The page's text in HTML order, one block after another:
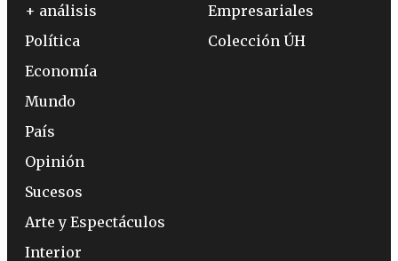
+ análisis
Política
Economía
Mundo
País
Opinión
Sucesos
Arte y Espectáculos
Interior
Empresariales
Colección ÚH